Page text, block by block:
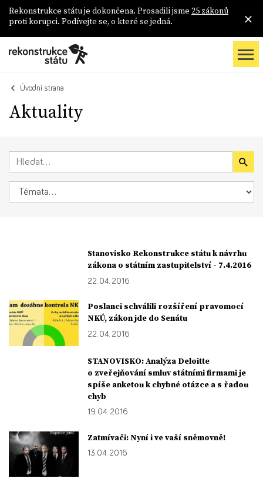
Rekonstrukce státu je dokončena. Prosadili jsme 25 zákonů
proti korupci. Podívejte se, o které se jedná.
Úvodní strana
Aktuality
Stanovisko Rekonstrukce státu k návrhu
zákona o státním zastupitelství - 7.4.2016
22. 04. 2016
Poslanci schválili rozšíření pravomocí
NKÚ, zákon jde do Senátu
22. 04. 2016
STANOVISKO: Analýza Deloitte
o zveřejňování smluv státními firmami je
spíše anketou k chybné otázce a s řadou
chyb
19. 04. 2016
Zatmívači: Nyní i ve vaší sněmovně!
13. 04. 2016